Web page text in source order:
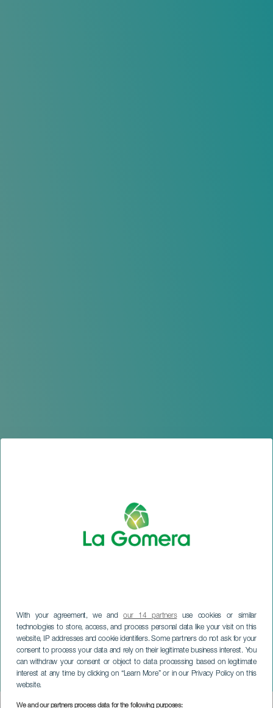
With your agreement, we andour 14 partnersuse cookies or similar
technologies to store, access, and process personal data like your visit on this
website, IP addresses and cookie identifiers. Some partners do not ask for your
consent to process your data and rely on their legitimate business interest. You
can withdraw your consent or object to data processing based on legitimate
interest at any time by clicking on “Learn More” or in our Privacy Policy on this
website.
We and our partners process data for the following purposes:
VGR Urban Race
LA GOMERA